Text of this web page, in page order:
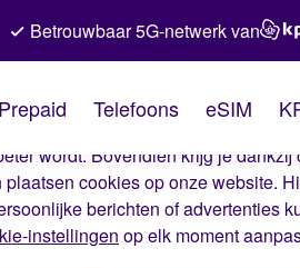
van Simyo
cookies op onze website. Met deze
wordt. Bovendien krijg je
plaatsen cookies op onze website.
berichten of advertenties
instellingen op elk moment
Betrouwbaar 5G-netwerk van
Prepaid Telefoons eSIM